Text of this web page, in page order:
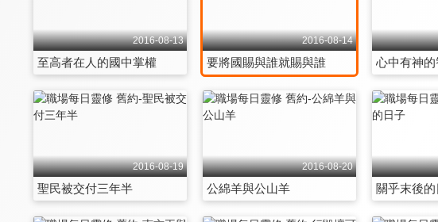
2016-08-13
至高者在人的國中掌權
2016-08-14
要將國賜與誰就賜與誰 心中有神
2016-08-19
聖民被交付三年半
2016-08-20
公綿羊與公山羊 關乎末後